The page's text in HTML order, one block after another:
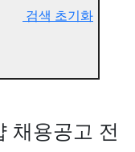
검색 초기화
채용공고 전